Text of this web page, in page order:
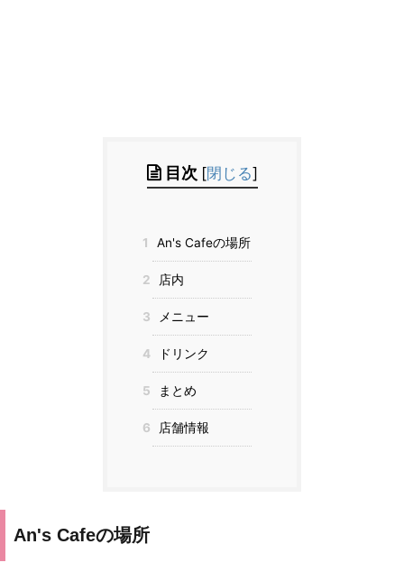
目次 [閉じる]
1 An's Cafeの場所
2 店内
3 メニュー
4 ドリンク
5 まとめ
6 店舗情報
An's Cafeの場所